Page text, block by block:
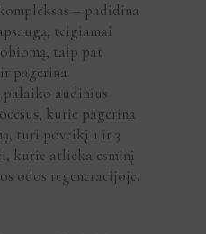
– padidina
teigiamai
taip pat
pagerina
palaiko audinius
kurie pagerina
turi poveikį 1 ir 3
kurie atlieka esminį
odos regeneracijoje.